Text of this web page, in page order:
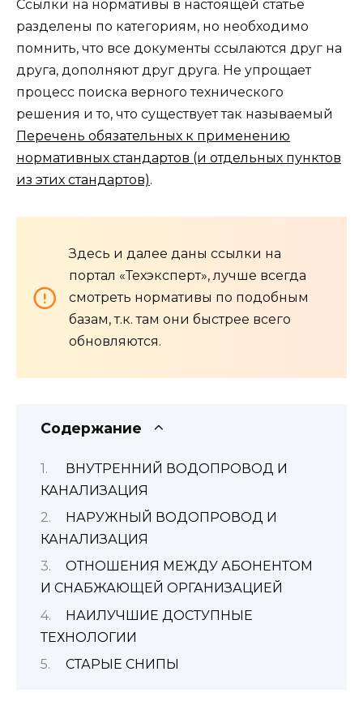
Ссылки на нормативы в настоящей статье
разделены по категориям, но необходимо
помнить, что все документы ссылаются друг на
друга, дополняют друг друга. Не упрощает
процесс поиска верного технического
решения и то, что существует так называемый
Перечень обязательных к применению
нормативных стандартов (и отдельных пунктов
из этих стандартов).
Здесь и далее даны ссылки на
портал «Техэксперт», лучше всегда
смотреть нормативы по подобным
базам, т.к. там они быстрее всего
обновляются.
Содержание
ВНУТРЕННИЙ ВОДОПРОВОД И
КАНАЛИЗАЦИЯ
НАРУЖНЫЙ ВОДОПРОВОД И
КАНАЛИЗАЦИЯ
ОТНОШЕНИЯ МЕЖДУ АБОНЕНТОМ
И СНАБЖАЮЩЕЙ ОРГАНИЗАЦИЕЙ
НАИЛУЧШИЕ ДОСТУПНЫЕ
ТЕХНОЛОГИИ
СТАРЫЕ СНИПЫ